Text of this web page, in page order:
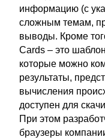
информацию (с
сложным темам,
выводы. Кроме
Cards – это
которые можно
результаты,
вычисления
доступен для
При этом
браузеры